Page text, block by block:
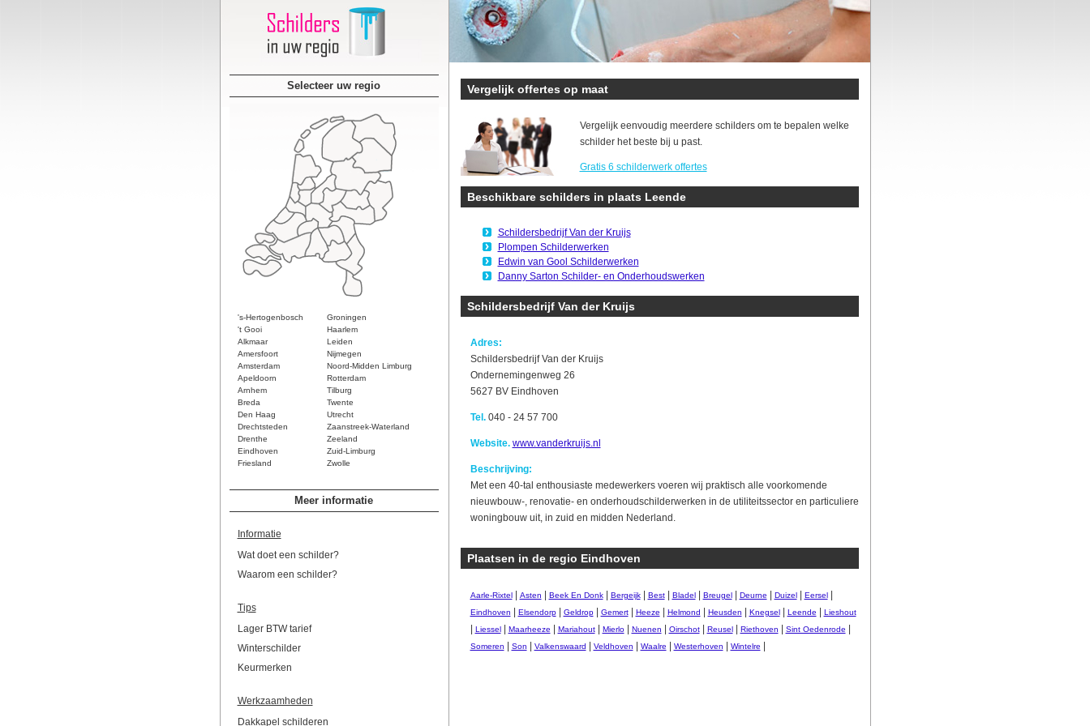
Selecteer uw regio
's-Hertogenbosch
Groningen
't Gooi
Haarlem
Alkmaar
Leiden
Amersfoort
Nijmegen
Amsterdam
Noord-Midden Limburg
Apeldoorn
Rotterdam
Arnhem
Tilburg
Breda
Twente
Den Haag
Utrecht
Drechtsteden
Zaanstreek-Waterland
Drenthe
Zeeland
Eindhoven
Zuid-Limburg
Friesland
Zwolle
Meer informatie
Informatie
Wat doet een schilder?
Waarom een schilder?
Tips
Lager BTW tarief
Winterschilder
Keurmerken
Werkzaamheden
Dakkapel schilderen
Vergelijk offertes op maat
Vergelijk eenvoudig meerdere schilders om te bepalen welke
schilder het beste bij u past.
Gratis 6 schilderwerk offertes
Beschikbare schilders in plaats Leende
Schildersbedrijf Van der Kruijs
Plompen Schilderwerken
Edwin van Gool Schilderwerken
Danny Sarton Schilder- en Onderhoudswerken
Schildersbedrijf Van der Kruijs
Adres:
Schildersbedrijf Van der Kruijs
Ondernemingenweg 26
5627 BV Eindhoven
Tel.040 - 24 57 700
Website. www.vanderkruijs.nl
Beschrijving:
Met een 40-tal enthousiaste medewerkers voeren wij praktisch alle voorkomende
nieuwbouw-, renovatie- en onderhoudschilderwerken in de utiliteitssector en particuliere
woningbouw uit, in zuid en midden Nederland.
Plaatsen in de regio Eindhoven
Aarle-Rixtel| Asten Beek En Donk| Bergeijk| Best| Bladel| Breugel| Deurne Duizel| Eersel|
Eindhoven Elsendorp| Geldrop| Gemert| Heeze Helmond Heusden Knegsel| Leende Lieshout
Liessel| Maarheeze Mariahout| Mierlo| Nuenen Oirschot| Reusel| Riethoven Sint Oedenrode
Someren Son Valkenswaard Veldhoven Waalre Westerhoven Wintelre